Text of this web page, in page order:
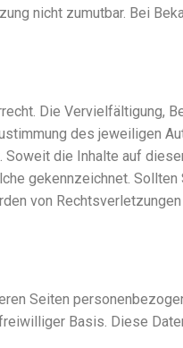
nicht zumutbar. Bei
Die Vervielfältigung,
des jeweiligen
die Inhalte auf
gekennzeichnet.
von
Seiten
Basis. Diese